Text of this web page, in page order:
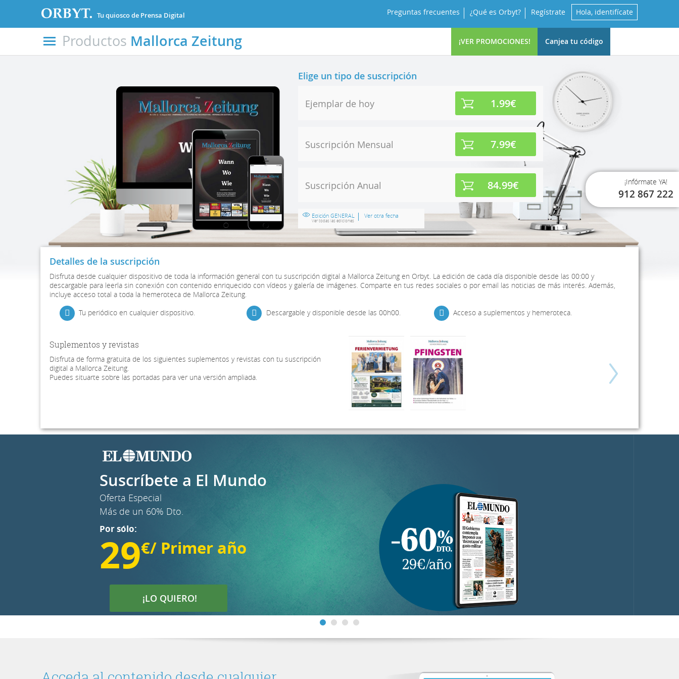
Tu quiosco de Prensa Digital Preguntas frecuentes ¿Qué es Orbyt? Regístrate Hola, identifícate
Canjea tu código
¡VER PROMOCIONES!
Productos Mallorca Zeitung
Elige un tipo de suscripción
Ejemplar de hoy 1.99€
Suscripción Mensual 7.99€
Suscripción Anual 84.99€
Edición GENERAL
Ver todas las ediciones
Ver otra fecha
Detalles de la suscripción
Disfruta desde cualquier dispositivo de toda la información general con tu suscripción digital a Mallorca Zeitung en Orbyt. La edición de cada día disponible desde las 00:00 y
descargable para leerla sin conexión con contenido enriquecido con vídeos y galería de imágenes. Comparte en tus redes sociales o por email las noticias de más interés. Además,
incluye acceso total a toda la hemeroteca de Mallorca Zeitung.
Tu periódico en cualquier dispositivo.
Descargable y disponible desde las 00h00. Acceso a suplementos y hemeroteca.
Suplementos y revistas
Disfruta de forma gratuita de los siguientes suplementos y revistas con tu suscripción
digital a Mallorca Zeitung.
Puedes situarte sobre las portadas para ver una versión ampliada.
Suscríbete a El Mundo
Oferta Especial
Más de un 60% Dto.
Por sólo:
29€/ Primer año
¡LO QUIERO!
¡Infórmate YA!
912 867 222